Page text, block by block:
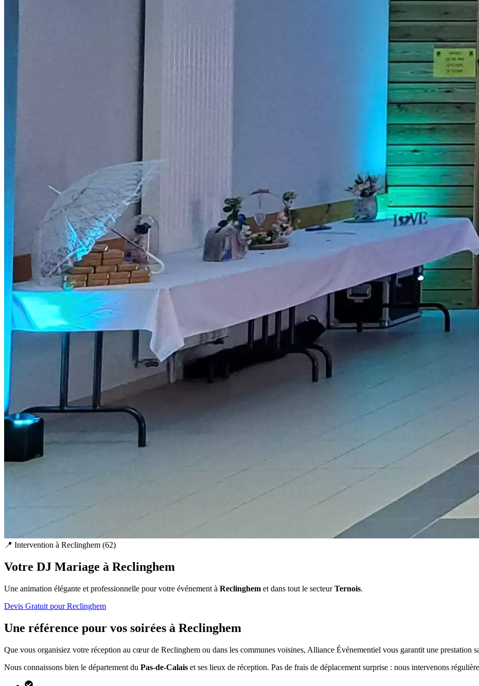
📍 Intervention à Reclinghem (62)
Votre DJ Mariage à Reclinghem
Une animation élégante et professionnelle pour votre événement à Reclinghem et dans tout le secteurTernois.
Devis Gratuit pourReclinghem
Une référence pour vos soirées à Reclinghem
Que vous organisiez votre réception au cœur de Reclinghem ou dans les communes voisines, Alliance Événementiel vous garantit une prestation
Nous connaissons bien le département du Pas-de-Calais et ses lieux de réception. Pas de frais de déplacement surprise : nous intervenons